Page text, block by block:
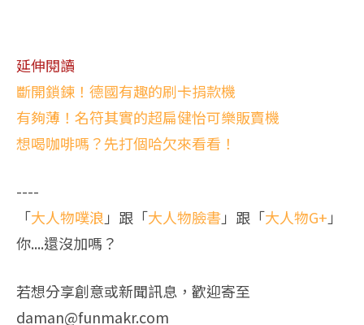
延伸閱讀
斷開鎖鍊！德國有趣的刷卡捐款機
有夠薄！名符其實的超扁健怡可樂販賣機
想喝咖啡嗎？先打個哈欠來看看！
----
「大人物噗浪 」跟「大人物臉書」跟「大人物G+ 」
你....還沒加嗎？
若想分享創意或新聞訊息，歡迎寄至
daman@funmakr.com